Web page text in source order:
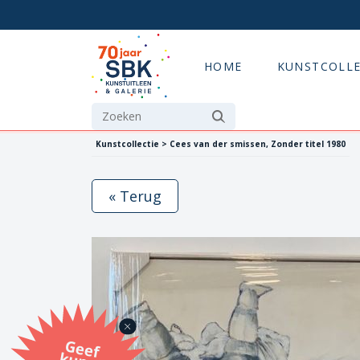
HOME
Kunstcollectie > Cees van der smissen, Zonder titel 1980
G
eef
u
n
st
a
d
o
m
et
e SB
K
u
n
stb
o
n
« Terug